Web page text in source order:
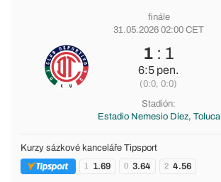
finále
31.05.2026 02:00 CET
1: 1
6:5 pen.
(0:0, 0:0)
Stadión:
Estadio Nemesio Díez, Toluca
Kurzy sázkové kanceláře Tipsport
1 1.69 0 3.64 2 4.56